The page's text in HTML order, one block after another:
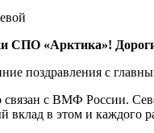
СПО «Арктика»!
поздравления с
с ВМФ России.
вклад в этом и каждого